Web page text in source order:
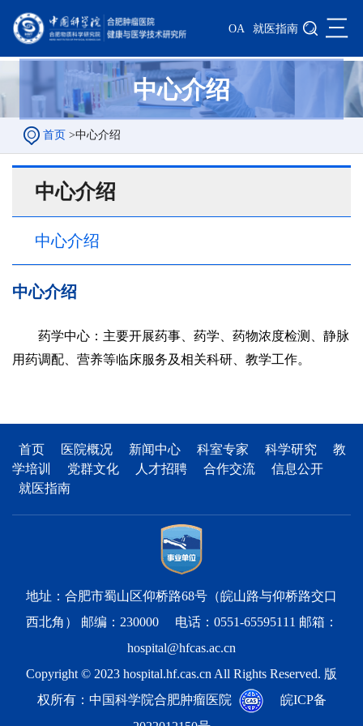
OA 就医指南 三
中心介绍
首页 >中心介绍
中心介绍
中心介绍
中心介绍
药学中心：主要开展药事、药学、药物浓度检测、静脉
用药调配、营养等临床服务及相关科研、教学工作。
首页 医院概况 新闻中心 科室专家 科学研究
教
学培训
党群文化 人才招聘 合作交流
信息公开
就医指南
地址：合肥市蜀山区仰桥路68号（皖山路与仰桥路交口
西北角） 邮编：230000 电话：0551-65595111 邮箱：
hospital@hfcas.ac.cn
Copyright © 2023 hospital.hf.cas.cn All Rights Reserved. 版
权所有：中国科学院合肥肿瘤医院
皖ICP备